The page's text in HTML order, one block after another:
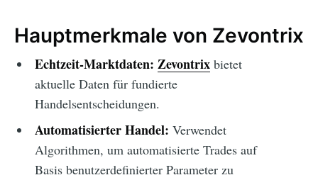
Hauptmerkmale von Zevontrix
Echtzeit-Marktdaten: Zevontrixbietet
aktuelle Daten für fundierte
Handelsentscheidungen.
Automatisierter Handel: Verwendet
Algorithmen, um automatisierte Trades auf
Basis benutzerdefinierter Parameter zu